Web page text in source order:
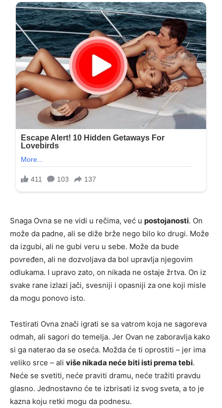
Snaga Ovna se ne vidi u rečima, već u postojanosti. On
može da padne, ali se diže brže nego bilo ko drugi. Može
da izgubi, ali ne gubi veru u sebe. Može da bude
povređen, ali ne dozvoljava da bol upravlja njegovim
odlukama. I upravo zato, on nikada ne ostaje žrtva. On iz
svake rane izlazi jači, svesniji i opasniji za one koji misle
da mogu ponovo isto.
Testirati Ovna znači igrati se sa vatrom koja ne sagoreva
odmah, ali sagori do temelja. Jer Ovan ne zaboravlja kako
si ga naterao da se oseća. Možda će ti oprostiti – jer ima
veliko srce – ali više nikada neće biti isti prema tebi.
Neće se svetiti, neće praviti dramu, neće tražiti pravdu
glasno. Jednostavno će te izbrisati iz svog sveta, a to je
kazna koju retki mogu da podnesu.